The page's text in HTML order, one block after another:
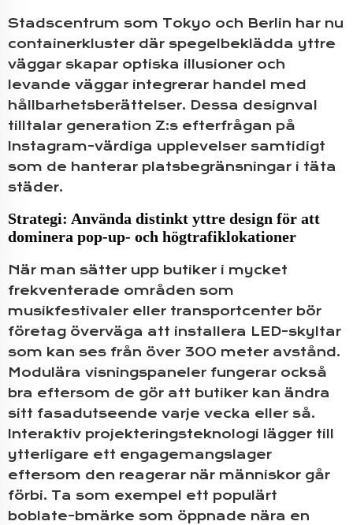
Stadscentrum som Tokyo och Berlin har nu
containerkluster där spegelbeklädda yttre
väggar skapar optiska illusioner och
levande väggar integrerar handel med
hållbarhetsberättelser. Dessa designval
tilltalar generation Z:s efterfrågan på
Instagram-värdiga upplevelser samtidigt
som de hanterar platsbegränsningar i täta
städer.
Strategi: Använda distinkt yttre design för att
dominera pop-up- och högtrafiklokationer
När man sätter upp butiker i mycket
frekventerade områden som
musikfestivaler eller transportcenter bör
företag överväga att installera LED-skyltar
som kan ses från över 300 meter avstånd.
Modulära visningspaneler fungerar också
bra eftersom de gör att butiker kan ändra
sitt fasadutseende varje vecka eller så.
Interaktiv projekteringsteknologi lägger till
ytterligare ett engagemangslager
eftersom den reagerar när människor går
förbi. Ta som exempel ett populärt
boblate-bmärke som öppnade nära en